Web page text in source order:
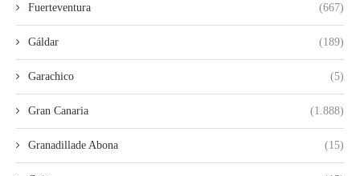
Fuerteventura (667)
Gáldar (189)
Garachico (5)
Gran Canaria (1.888)
Granadillade Abona (15)